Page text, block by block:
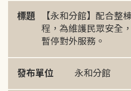
標題
【永和分館】配合整
程，為維護民眾安全
暫停對外服務。
發布單位 永和分館